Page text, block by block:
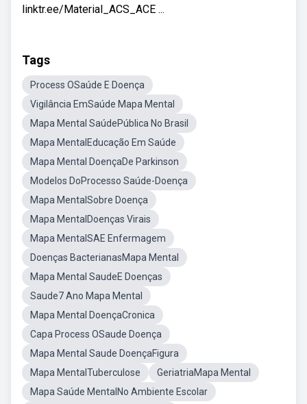
linktr.ee/Material_ACS_ACE ...
Tags
Process OSaúde E Doença
Vigilância EmSaúde Mapa Mental
Mapa Mental SaúdePública No Brasil
Mapa MentalEducação Em Saúde
Mapa Mental DoençaDe Parkinson
Modelos DoProcesso Saúde-Doença
Mapa MentalSobre Doença
Mapa MentalDoenças Virais
Mapa MentalSAE Enfermagem
Doenças BacterianasMapa Mental
Mapa Mental SaudeE Doenças
Saude7 Ano Mapa Mental
Mapa Mental DoençaCronica
Capa Process OSaude Doença
Mapa Mental Saude DoençaFigura
Mapa MentalTuberculose
GeriatriaMapa Mental
Mapa Saúde MentalNo Ambiente Escolar